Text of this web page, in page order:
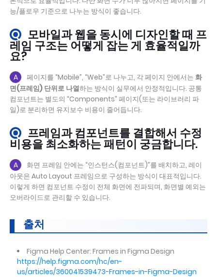
능/플로우 기준으로 나누는 방식이 좋습니다.
Q 모바일과 웹을 동시에 디자인할 때 프
레임 구조는 어떻게 잡는 게 효율적일까
요?
A 페이지를 “Mobile”, “Web”로 나누고, 각 페이지 안에서는 화
면(프레임) 단위로 나열하는 방식이 실무에서 안정적입니다. 공통
컴포넌트는 별도의 “Components” 페이지(또는 라이브러리 파
일)로 분리하면 유지보수 비용이 줄어듭니다.
Q 프레임과 컴포넌트를 결합해서 수정
비용을 최소화하는 패턴이 궁금합니다.
A
화면 프레임 안에는 “인스턴스(컴포넌트)”를 배치하고, 레이
아웃은 Auto Layout 프레임으로 구성하는 방식이 대표적입니다.
이렇게 하면 컴포넌트 수정이 전체 화면에 전파되며, 화면별 예외는
오버라이드로 관리할 수 있습니다.
출처
Figma Help Center: Frames in Figma Design
https://help.figma.com/hc/en-
us/articles/360041539473-Frames-in-Figma-Design